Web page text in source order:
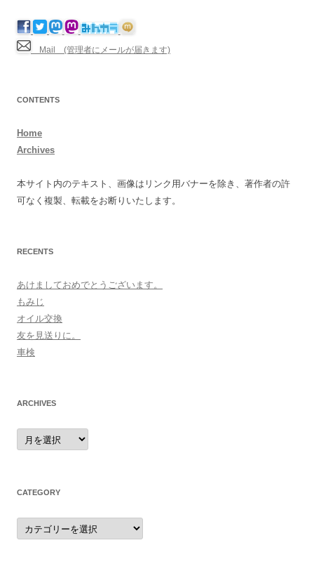
Mail (管理者にメールが届きます)
CONTENTS
Home
Archives
本サイト内のテキスト、画像はリンク用バナーを除き、著作者の許
可なく複製、転載をお断りいたします。
RECENTS
あけましておめでとうございます。
もみじ
オイル交換
友を見送りに。
車検
ARCHIVES
archives
CATEGORY
category